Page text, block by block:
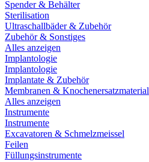
Spender & Behälter
Sterilisation
Ultraschallbäder & Zubehör
Zubehör & Sonstiges
Alles anzeigen
Implantologie
Implantologie
Implantate & Zubehör
Membranen & Knochenersatzmaterial
Alles anzeigen
Instrumente
Instrumente
Excavatoren & Schmelzmeissel
Feilen
Füllungsinstrumente